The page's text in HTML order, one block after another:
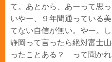
て。あとから、あーって思っ
いやー、９年間通っている
てない自信が無い。やー。
静岡って言ったら絶対富士
ったことある？ って聞か